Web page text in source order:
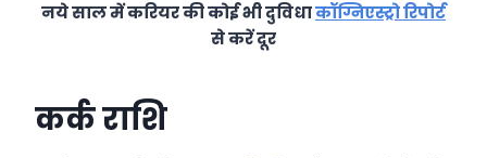
नये साल में करियर की कोई भी दुविधाकॉग्निएस्ट्रो रिपोर्ट
से करें दूर
कर्क राशि